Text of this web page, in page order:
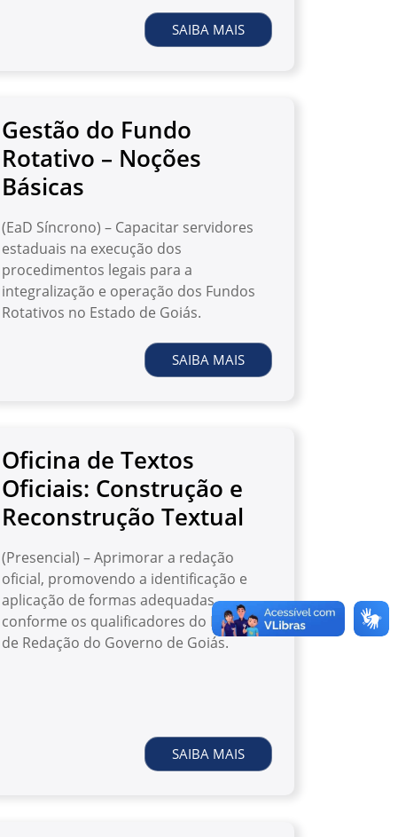
SAIBA MAIS
Gestão do Fundo
Rotativo – Noções
Básicas
(EaD Síncrono) – Capacitar servidores
estaduais na execução dos
procedimentos legais para a
integralização e operação dos Fundos
Rotativos no Estado de Goiás.
SAIBA MAIS
Oficina de Textos
Oficiais: Construção e
Reconstrução Textual
(Presencial) – Aprimorar a redação
oficial, promovendo a identificação e
aplicação de formas adequadas
conforme os qualificadores do Manual
de Redação do Governo de Goiás.
SAIBA MAIS